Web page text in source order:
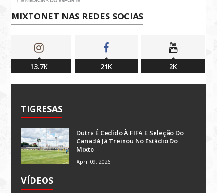
MIXTONET NAS REDES SOCIAS
13.7K 21K 2K
TIGRESAS
Dutra É Cedido À FIFA E Seleção Do
Canadá Já Treinou No Estádio Do
Mixto
April 09, 2026
VÍDEOS